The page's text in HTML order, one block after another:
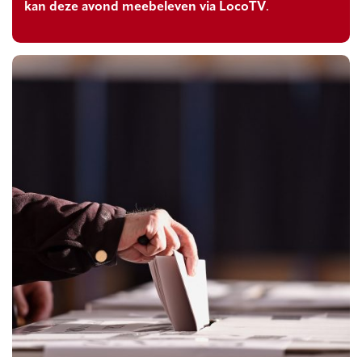
kan deze avond meebeleven via LocoTV.